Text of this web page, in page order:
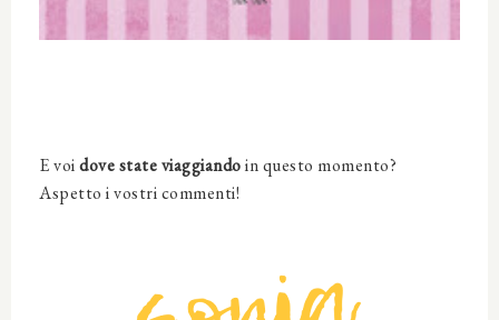
E voidove state viaggiandoin questo momento?
Aspetto i vostri commenti!